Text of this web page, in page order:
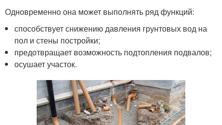
Одновременно она может выполнять ряд функций:
способствует снижению давления грунтовых вод на
пол и стены постройки;
предотвращает возможность подтопления подвалов;
осушает участок.